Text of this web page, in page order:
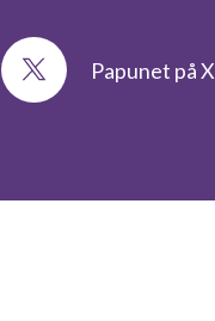
Papunet på X